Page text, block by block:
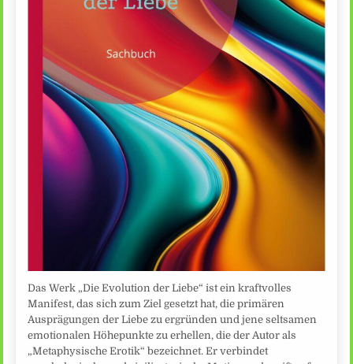
Das Werk „Die Evolution der Liebe“ ist ein kraftvolles
Manifest, das sich zum Ziel gesetzt hat, die primären
Ausprägungen der Liebe zu ergründen und jene seltsamen
emotionalen Höhepunkte zu erhellen, die der Autor als
„Metaphysische Erotik“ bezeichnet. Er verbindet